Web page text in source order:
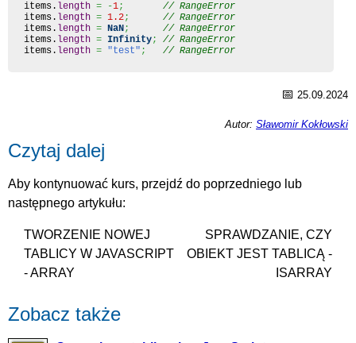
items. length = -1;
// RangeError
items. length = 1.2;
// RangeError
items. length = NaN;
// RangeError
items. length = Infinity;
// RangeError
items. length = "test" ; // RangeError
📅 25.09.2024
Autor: Sławomir Kokłowski
Czytaj dalej
Aby kontynuować kurs, przejdź do poprzedniego lub
następnego artykułu:
TWORZENIE NOWEJ
TABLICY W JAVASCRIPT
- ARRAY
SPRAWDZANIE, CZY
OBIEKT JEST TABLICĄ -
ISARRAY
Zobacz także